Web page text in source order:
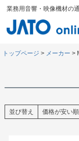
業務用音響・映像機材の
トップページ メーカー
並び替え 価格が安い順